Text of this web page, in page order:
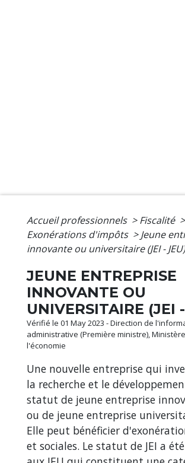
Accueil professionnels > Fiscalité >
Exonérations d'impôts > Jeune
innovante ou universitaire (JEI - JEU)
JEUNE ENTREPRISE
INNOVANTE OU
UNIVERSITAIRE (JEI
Vérifié le 01 May 2023 - Direction de
administrative (Première ministre),
l'économie
Une nouvelle entreprise qui
la recherche et le
statut de jeune entreprise
ou de jeune entreprise
Elle peut bénéficier
et sociales. Le statut de JEI a